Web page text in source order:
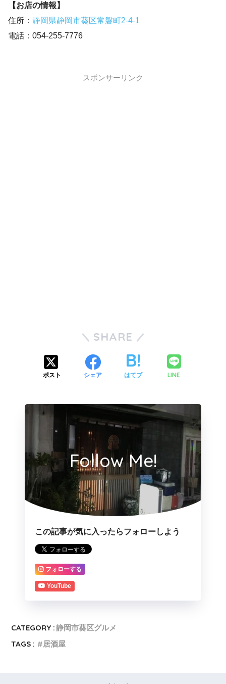
【お店の情報】
住所： 静岡県静岡市葵区常磐町2-4-1
電話：054-255-7776
スポンサーリンク
SHARE
ポスト シェア はてブ LINE
Follow Me!
この記事が気に入ったらフォローしよう
フォローする
YouTube
CATEGORY :静岡市葵区グルメ
TAGS :
居酒屋